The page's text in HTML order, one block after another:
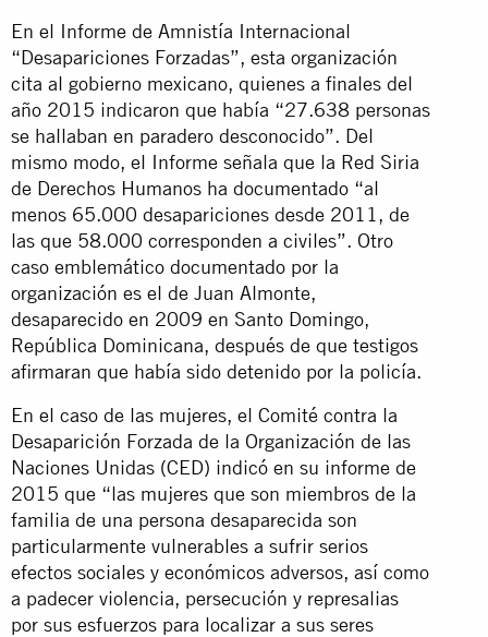
En el Informe de Amnistía Internacional
“Desapariciones Forzadas”, esta organización
cita al gobierno mexicano, quienes a finales del
año 2015 indicaron que había “27.638 personas
se hallaban en paradero desconocido”. Del
mismo modo, el Informe señala que la Red Siria
de Derechos Humanos ha documentado “al
menos 65.000 desapariciones desde 2011, de
las que 58.000 corresponden a civiles”. Otro
caso emblemático documentado por la
organización es el de Juan Almonte,
desaparecido en 2009 en Santo Domingo,
República Dominicana, después de que testigos
afirmaran que había sido detenido por la policía.
En el caso de las mujeres, el Comité contra la
Desaparición Forzada de la Organización de las
Naciones Unidas (CED) indicó en su informe de
2015 que “las mujeres que son miembros de la
familia de una persona desaparecida son
particularmente vulnerables a sufrir serios
efectos sociales y económicos adversos, así como
a padecer violencia, persecución y represalias
por sus esfuerzos para localizar a sus seres